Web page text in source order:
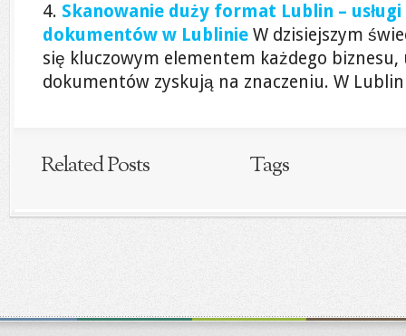
Skanowanie duży format Lublin –
dokumentów w Lublinie W dzisiejszym
się kluczowym elementem każdego biznesu,
dokumentów zyskują na znaczeniu. W
Related Posts Tags